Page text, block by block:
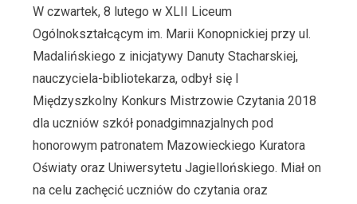
W czwartek, 8 lutego w XLII Liceum
Ogólnokształcącym im. Marii Konopnickiej przy ul.
Madalińskiego z inicjatywy Danuty Stacharskiej,
nauczyciela-bibliotekarza, odbył się I
Międzyszkolny Konkurs Mistrzowie Czytania 2018
dla uczniów szkół ponadgimnazjalnych pod
honorowym patronatem Mazowieckiego Kuratora
Oświaty oraz Uniwersytetu Jagiellońskiego. Miał on
na celu zachęcić uczniów do czytania oraz